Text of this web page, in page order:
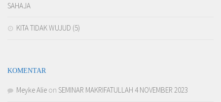
SAHAJA
KITA TIDAK WUJUD (5)
KOMENTAR
Meyke Alie on SEMINAR MAKRIFATULLAH 4 NOVEMBER 2023